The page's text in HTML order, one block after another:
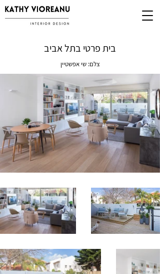
בית פרטי בתל אביב
צלם: שי אפשטיין